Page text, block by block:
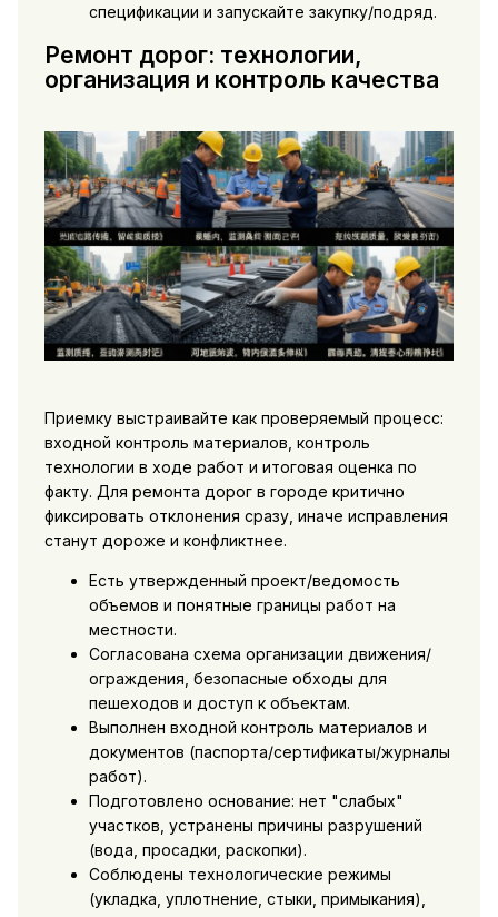
спецификации и запускайте закупку/подряд.
Ремонт дорог: технологии,
организация и контроль качества
Приемку выстраивайте как проверяемый процесс:
входной контроль материалов, контроль
технологии в ходе работ и итоговая оценка по
факту. Для ремонта дорог в городе критично
фиксировать отклонения сразу, иначе исправления
станут дороже и конфликтнее.
Есть утвержденный проект/ведомость
объемов и понятные границы работ на
местности.
Согласована схема организации движения/
ограждения, безопасные обходы для
пешеходов и доступ к объектам.
Выполнен входной контроль материалов и
документов (паспорта/сертификаты/журналы
работ).
Подготовлено основание: нет "слабых"
участков, устранены причины разрушений
(вода, просадки, раскопки).
Соблюдены технологические режимы
(укладка, уплотнение, стыки, примыкания),